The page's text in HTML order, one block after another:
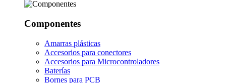
Componentes
Amarras plásticas
Accesorios para conectores
Accesorios para Microcontroladores
Baterías
Bornes para PCB